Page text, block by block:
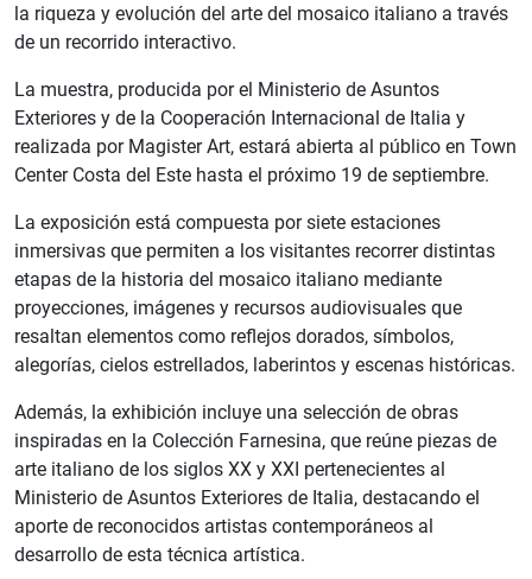
la riqueza y evolución del arte del mosaico italiano a través
de un recorrido interactivo.
La muestra, producida por el Ministerio de Asuntos
Exteriores y de la Cooperación Internacional de Italia y
realizada por Magister Art, estará abierta al público en Town
Center Costa del Este hasta el próximo 19 de septiembre.
La exposición está compuesta por siete estaciones
inmersivas que permiten a los visitantes recorrer distintas
etapas de la historia del mosaico italiano mediante
proyecciones, imágenes y recursos audiovisuales que
resaltan elementos como reflejos dorados, símbolos,
alegorías, cielos estrellados, laberintos y escenas históricas.
Además, la exhibición incluye una selección de obras
inspiradas en la Colección Farnesina, que reúne piezas de
arte italiano de los siglos XX y XXI pertenecientes al
Ministerio de Asuntos Exteriores de Italia, destacando el
aporte de reconocidos artistas contemporáneos al
desarrollo de esta técnica artística.